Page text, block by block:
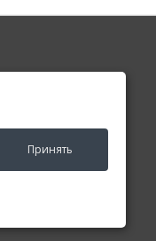
Принять
Соглашение